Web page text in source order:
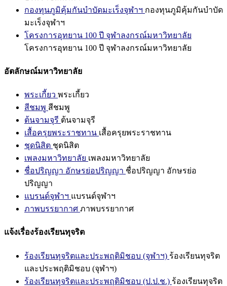
กองทุนภูมิคุ้มกันบำบัดมะเร็งจุฬาฯ กองทุนภูมิคุ้มกันบำบัด
มะเร็งจุฬาฯ
โครงการอุทยาน 100 ปี จุฬาลงกรณ์มหาวิทยาลัย
โครงการอุทยาน 100 ปี จุฬาลงกรณ์มหาวิทยาลัย
อัตลักษณ์มหาวิทยาลัย
พระเกี้ยว พระเกี้ยว
สีชมพู สีชมพู
ต้นจามจุรี ต้นจามจุรี
เสื้อครุยพระราชทาน เสื้อครุยพระราชทาน
ชุดนิสิต ชุดนิสิต
เพลงมหาวิทยาลัย เพลงมหาวิทยาลัย
ชื่อปริญญา อักษรย่อปริญญา ชื่อปริญญา อักษรย่อ
ปริญญา
แบรนด์จุฬาฯ แบรนด์จุฬาฯ
ภาพบรรยากาศ ภาพบรรยากาศ
แจ้งเรื่องร้องเรียนทุจริต
ร้องเรียนทุจริตและประพฤติมิชอบ (จุฬาฯ) ร้องเรียนทุจริต
และประพฤติมิชอบ (จุฬาฯ)
ร้องเรียนทุจริตและประพฤติมิชอบ (ป.ป.ช.) ร้องเรียนทุจริต